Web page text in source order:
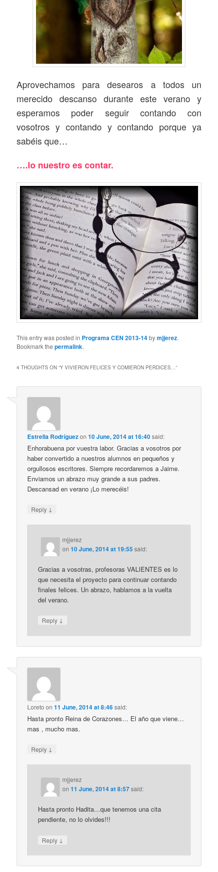
Aprovechamos para desearos a todos un
merecido descanso durante este verano y
esperamos poder seguir contando con
vosotros y contando y contando porque ya
sabéis que…
….lo nuestro es contar.
This entry was posted in Programa CEN 2013-14bymjjerez.
Bookmark thepermalink.
4 THOUGHTS ON “Y VIVIERON FELICES Y COMIERON PERDICES…”
Estrella Rodríguezon10 June, 2014 at 16:40said:
Enhorabuena por vuestra labor. Gracias a vosotros por
haber convertido a nuestros alumnos en pequeños y
orgullosos escritores. Siempre recordaremos a Jaime.
Enviamos un abrazo muy grande a sus padres.
Descansad en verano ¡Lo merecéis!
Reply ↓
mjjerez
on10 June, 2014 at 19:55said:
Gracias a vosotras, profesoras VALIENTES es lo
que necesita el proyecto para continuar contando
finales felices. Un abrazo, hablamos a la vuelta
del verano.
Reply ↓
Loreto on11 June, 2014 at 8:46said:
Hasta pronto Reina de Corazones… El año que viene…
mas , mucho mas.
Reply ↓
mjjerez
on11 June, 2014 at 8:57said:
Hasta pronto Hadita…que tenemos una cita
pendiente, no lo olvides!!!
Reply ↓